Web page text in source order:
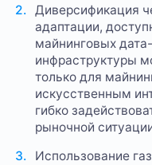
Диверсификация
адаптации,
майнинговых
инфраструктуры
только для
искусственным
гибко
рыночной
Использование